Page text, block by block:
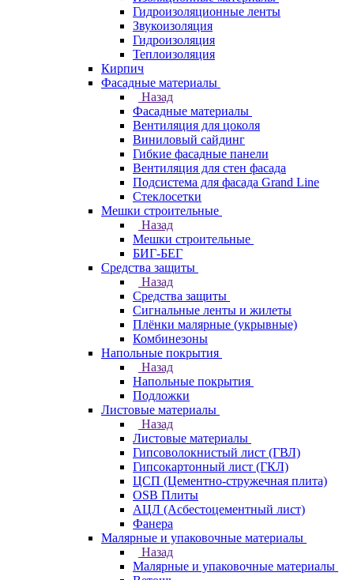
Гидроизоляционные ленты
Звукоизоляция
Гидроизоляция
Теплоизоляция
Кирпич
Фасадные материалы
Назад
Фасадные материалы
Вентиляция для цоколя
Виниловый сайдинг
Гибкие фасадные панели
Вентиляция для стен фасада
Подсистема для фасада Grand Line
Стеклосетки
Мешки строительные
Назад
Мешки строительные
БИГ-БЕГ
Средства защиты
Назад
Средства защиты
Сигнальные ленты и жилеты
Плёнки малярные (укрывные)
Комбинезоны
Напольные покрытия
Назад
Напольные покрытия
Подложки
Листовые материалы
Назад
Листовые материалы
Гипсоволокнистый лист (ГВЛ)
Гипсокартонный лист (ГКЛ)
ЦСП (Цементно-стружечная плита)
OSB Плиты
АЦЛ (Асбестоцементный лист)
Фанера
Малярные и упаковочные материалы
Назад
Малярные и упаковочные материалы